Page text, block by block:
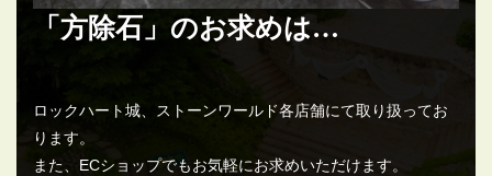
「方除石」のお求めは…
ロックハート城、ストーンワールド各店舗にて取り扱ってお
ります。
また、ECショップでもお気軽にお求めいただけます。